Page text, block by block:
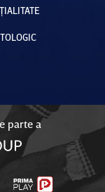
parte a